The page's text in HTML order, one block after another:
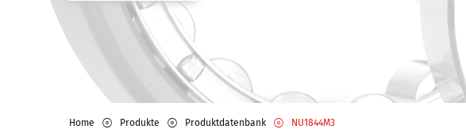
Home Produkte Produktdatenbank NU1844M3